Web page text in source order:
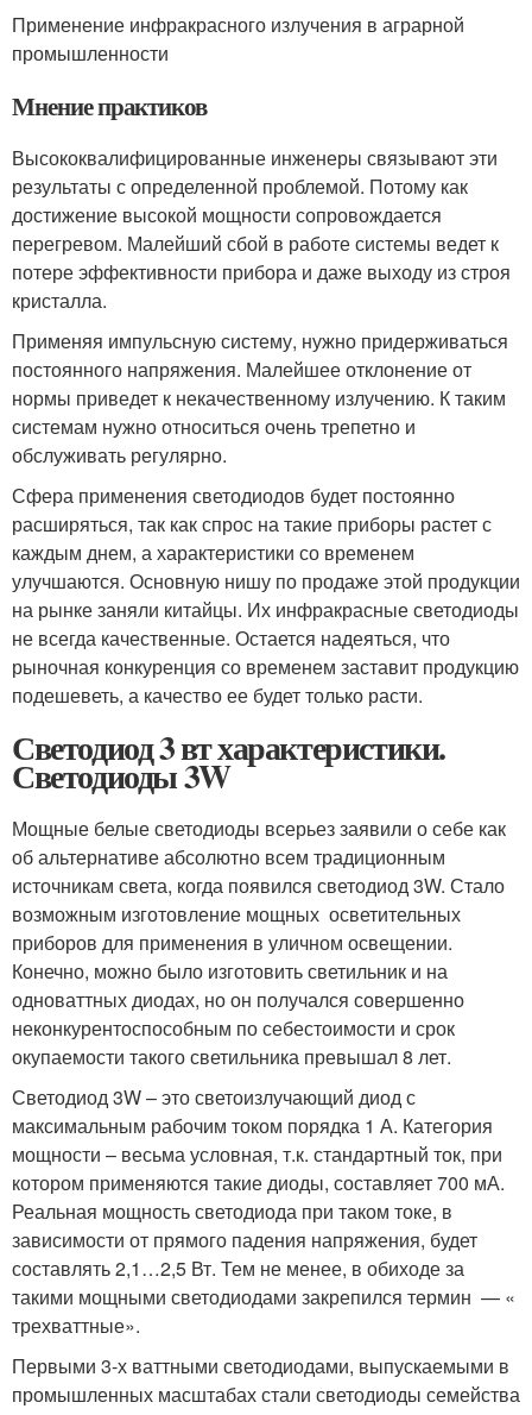
Применение инфракрасного излучения в аграрной
промышленности
Мнение практиков
Высококвалифицированные инженеры связывают эти
результаты с определенной проблемой. Потому как
достижение высокой мощности сопровождается
перегревом. Малейший сбой в работе системы ведет к
потере эффективности прибора и даже выходу из строя
кристалла.
Применяя импульсную систему, нужно придерживаться
постоянного напряжения. Малейшее отклонение от
нормы приведет к некачественному излучению. К таким
системам нужно относиться очень трепетно и
обслуживать регулярно.
Сфера применения светодиодов будет постоянно
расширяться, так как спрос на такие приборы растет с
каждым днем, а характеристики со временем
улучшаются. Основную нишу по продаже этой продукции
на рынке заняли китайцы. Их инфракрасные светодиоды
не всегда качественные. Остается надеяться, что
рыночная конкуренция со временем заставит продукцию
подешеветь, а качество ее будет только расти.
Светодиод 3 вт характеристики.
Светодиоды 3W
Мощные белые светодиоды всерьез заявили о себе как
об альтернативе абсолютно всем традиционным
источникам света, когда появился светодиод 3W. Стало
возможным изготовление мощных осветительных
приборов для применения в уличном освещении.
Конечно, можно было изготовить светильник и на
одноваттных диодах, но он получался совершенно
неконкурентоспособным по себестоимости и срок
окупаемости такого светильника превышал 8 лет.
Светодиод 3W – это светоизлучающий диод с
максимальным рабочим током порядка 1 А. Категория
мощности – весьма условная, т.к. стандартный ток, при
котором применяются такие диоды, составляет 700 мА.
Реальная мощность светодиода при таком токе, в
зависимости от прямого падения напряжения, будет
составлять 2,1…2,5 Вт. Тем не менее, в обиходе за
такими мощными светодиодами закрепился термин — «
трехваттные».
Первыми 3-х ваттными светодиодами, выпускаемыми в
промышленных масштабах стали светодиоды семейства